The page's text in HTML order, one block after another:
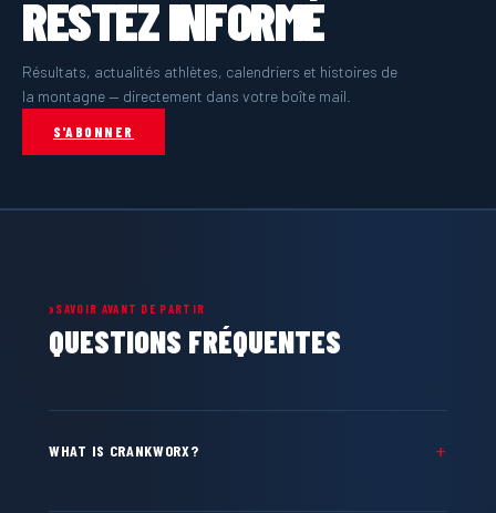
RESTEZ INFORMÉ
Résultats, actualités athlètes, calendriers et histoires de
la montagne — directement dans votre boîte mail.
S'ABONNER
SAVOIR AVANT DE PARTIR
QUESTIONS FRÉQUENTES
WHAT IS CRANKWORX?